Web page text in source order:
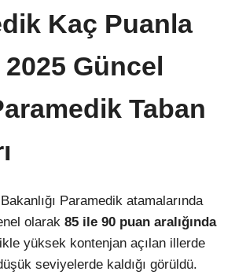
Kaç Puanla
Güncel
Taban
Paramedik atamalarında
olarak 85 ile 90 puan aralığında
yüksek kontenjan açılan illerde
seviyelerde kaldığı görüldü.